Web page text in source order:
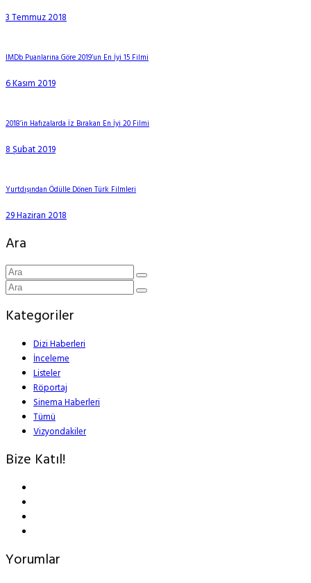
3 Temmuz 2018
IMDb Puanlarına Göre 2019’un En İyi 15 Filmi
6 Kasım 2019
2018’in Hafızalarda İz Bırakan En İyi 20 Filmi
8 Şubat 2019
Yurtdışından Ödülle Dönen Türk Filmleri
29 Haziran 2018
Ara
Kategoriler
Dizi Haberleri
İnceleme
Listeler
Röportaj
Sinema Haberleri
Tümü
Vizyondakiler
Bize Katıl!
Yorumlar